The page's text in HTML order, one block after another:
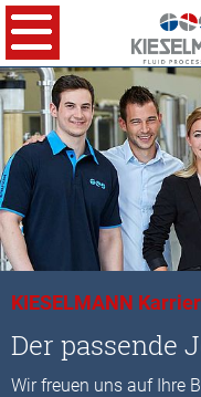
KIESELMANN
Der passende
Wir freuen uns auf Ihre